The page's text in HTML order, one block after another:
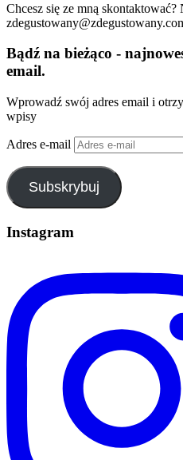
Chcesz się ze mną skontaktować?
Bądź na bieżąco -
email.
Wprowadź swój adres email i
wpisy
Adres e-mail
Subskrybuj
Instagram